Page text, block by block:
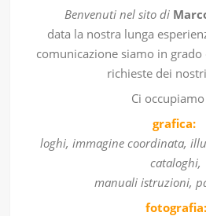
Benvenuti nel sito di
data la nostra lunga
comunicazione siamo in
richieste dei
Ci
grafica:
loghi, immagine coordinata,
cataloghi,
manuali istruzioni,
fotografia: